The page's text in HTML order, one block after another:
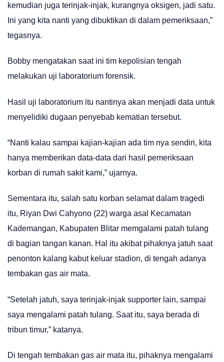
kemudian juga terinjak-injak, kurangnya oksigen, jadi satu.
Ini yang kita nanti yang dibuktikan di dalam pemeriksaan,”
tegasnya.
Bobby mengatakan saat ini tim kepolisian tengah
melakukan uji laboratorium forensik.
Hasil uji laboratorium itu nantinya akan menjadi data untuk
menyelidiki dugaan penyebab kematian tersebut.
“Nanti kalau sampai kajian-kajian ada tim nya sendiri, kita
hanya memberikan data-data dari hasil pemeriksaan
korban di rumah sakit kami,” ujarnya.
Sementara itu, salah satu korban selamat dalam tragedi
itu, Riyan Dwi Cahyono (22) warga asal Kecamatan
Kademangan, Kabupaten Blitar memgalami patah tulang
di bagian tangan kanan. Hal itu akibat pihaknya jatuh saat
penonton kalang kabut keluar stadion, di tengah adanya
tembakan gas air mata.
“Setelah jatuh, saya terinjak-injak supporter lain, sampai
saya mengalami patah tulang. Saat itu, saya berada di
tribun timur,” katanya.
Di tengah tembakan gas air mata itu, pihaknya mengalami